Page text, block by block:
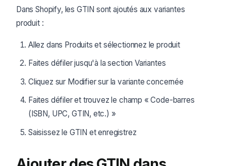
Dans Shopify, les GTIN sont ajoutés aux variantes
produit :
Allez dans Produits et sélectionnez le produit
Faites défiler jusqu'à la section Variantes
Cliquez sur Modifier sur la variante concernée
Faites défiler et trouvez le champ « Code-barres
(ISBN, UPC, GTIN, etc.) »
Saisissez le GTIN et enregistrez